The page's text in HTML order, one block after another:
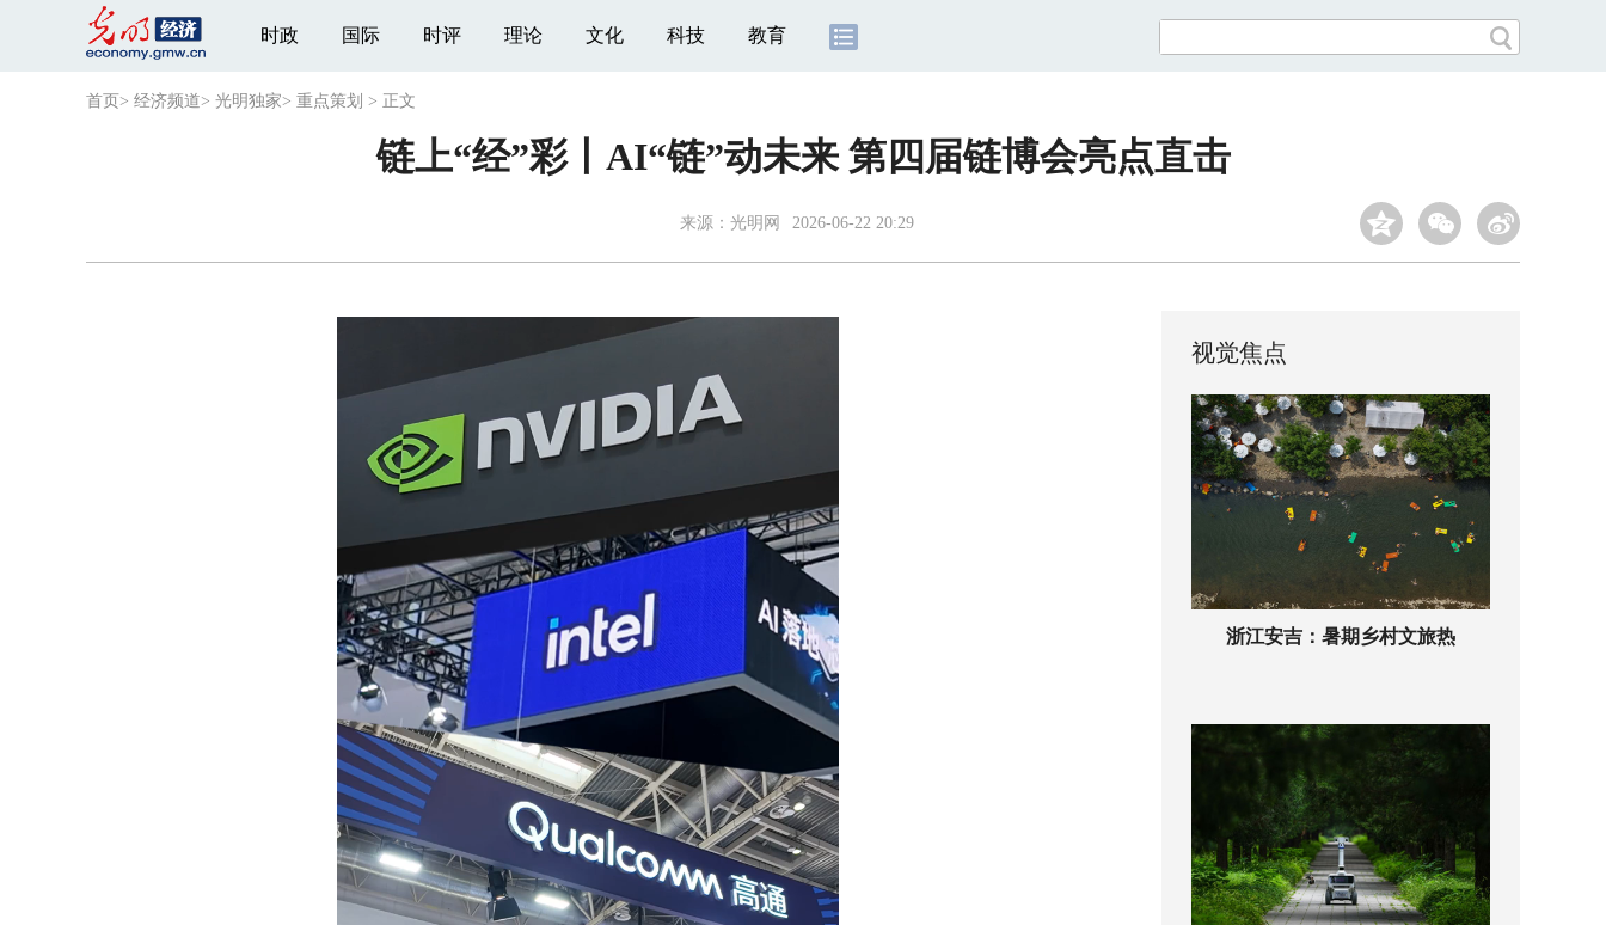
时政 国际 时评 理论 文化 科技 教育
首页 > 经济频道> 光明独家> 重点策划 > 正文
链上“经”彩丨AI“链”动未来 第四届链博会亮点直击
来源： 光明网 2026-06-22 20:29
视觉焦点
浙江安吉：暑期乡村文旅热